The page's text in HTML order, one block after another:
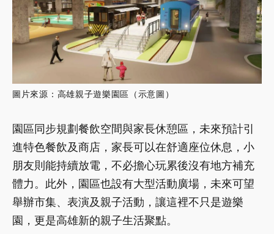
圖片來源：高雄親子遊樂園區（示意圖）
園區同步規劃餐飲空間與家長休憩區，未來預計引
進特色餐飲及商店，家長可以在舒適座位休息，小
朋友則能持續放電，不必擔心玩累後沒有地方補充
體力。此外，園區也設有大型活動廣場，未來可望
舉辦市集、表演及親子活動，讓這裡不只是遊樂
園，更是高雄新的親子生活聚點。